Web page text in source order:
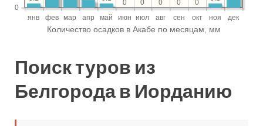
Поиск туров из
Белгорода в Иорданию